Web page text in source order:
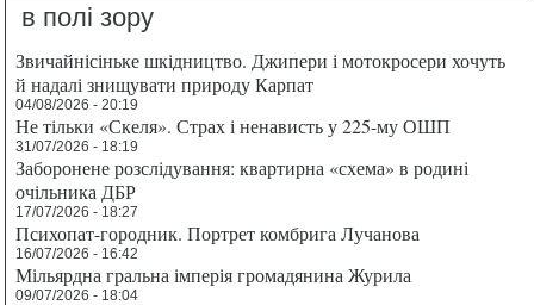
в полі зору
Звичайнісіньке шкідництво. Джипери і мотокросери хочуть
й надалі знищувати природу Карпат
04/08/2026 - 20:19
Не тільки «Скеля». Страх і ненависть у 225-му ОШП
31/07/2026 - 18:19
Заборонене розслідування: квартирна «схема» в родині
очільника ДБР
17/07/2026 - 18:27
Психопат-городник. Портрет комбрига Лучанова
16/07/2026 - 16:42
Мільярдна гральна імперія громадянина Журила
09/07/2026 - 18:04